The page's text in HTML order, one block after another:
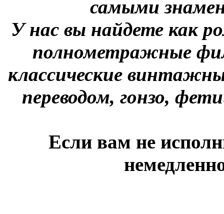
самыми
У нас вы найдете как
полнометражные
классические
переводом, гонзо,
Если вам не